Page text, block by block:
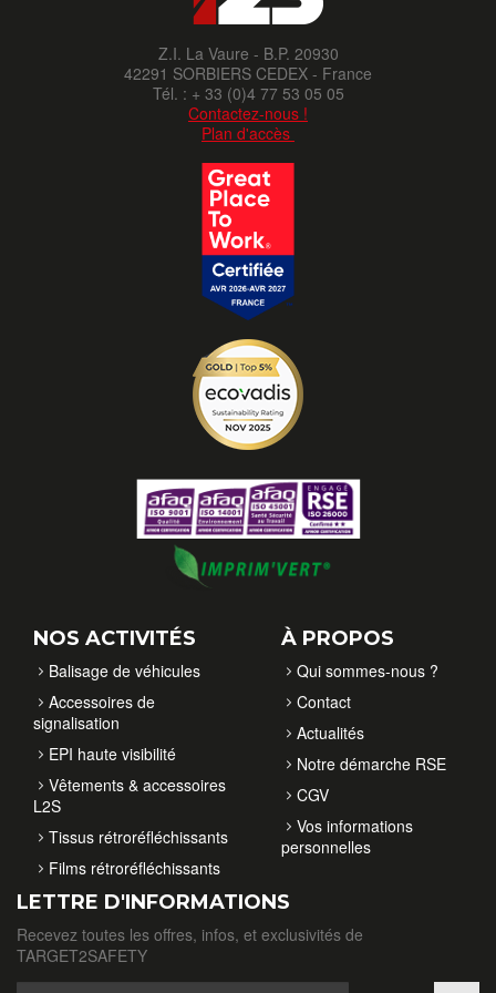
Z.I. La Vaure - B.P. 20930
42291 SORBIERS CEDEX - France
Tél. : + 33 (0)4 77 53 05 05
Contactez-nous !
Plan d'accès
NOS ACTIVITÉS
Balisage de véhicules
Accessoires de
signalisation
EPI haute visibilité
Vêtements & accessoires
L2S
Tissus rétroréfléchissants
Films rétroréfléchissants
À PROPOS
Qui sommes-nous ?
Contact
Actualités
Notre démarche RSE
CGV
Vos informations
personnelles
LETTRE D'INFORMATIONS
Recevez toutes les offres, infos, et exclusivités de
TARGET2SAFETY